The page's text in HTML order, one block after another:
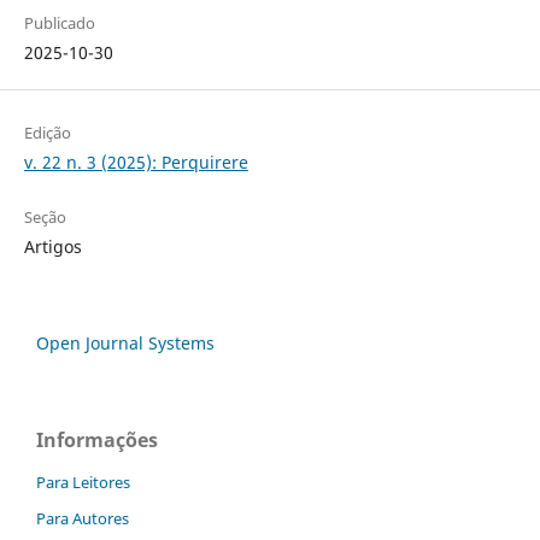
Publicado
2025-10-30
Edição
v. 22 n. 3 (2025): Perquirere
Seção
Artigos
Open Journal Systems
Informações
Para Leitores
Para Autores